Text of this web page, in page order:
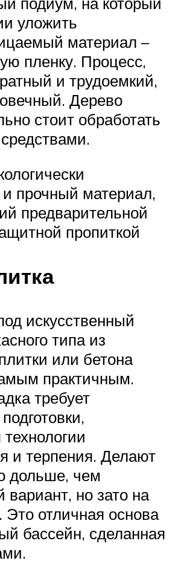
уложить
материал –
пленку. Процесс,
и трудоемкий,
Дерево
стоит обработать
прочный материал,
предварительной
пропиткой
искусственный
типа из
или бетона
практичным.
требует
и терпения. Делают
дольше, чем
но зато на
Это отличная основа
бассейн, сделанная